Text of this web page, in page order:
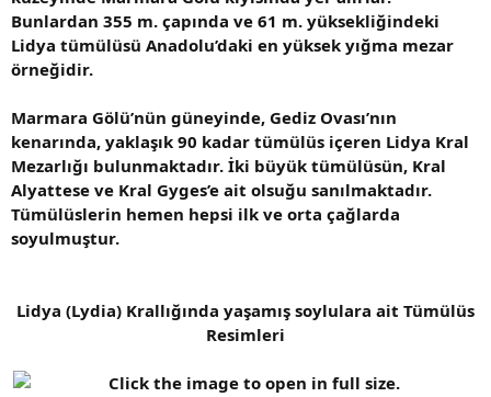
a
t
a
n
r
i
h
Bunlardan 355 m. çapında ve 61 m. yüksekliğindeki
Lidya tümülüsü Anadolu’daki en yüksek yığma mezar
örneğidir.
Marmara Gölü’nün güneyinde, Gediz Ovası’nın
kenarında, yaklaşık 90 kadar tümülüs içeren Lidya Kral
Mezarlığı bulunmaktadır. İki büyük tümülüsün, Kral
Alyattese ve Kral Gyges’e ait olsuğu sanılmaktadır.
Tümülüslerin hemen hepsi ilk ve orta çağlarda
soyulmuştur.
Lidya (Lydia) Krallığında yaşamış soylulara ait Tümülüs
Resimleri